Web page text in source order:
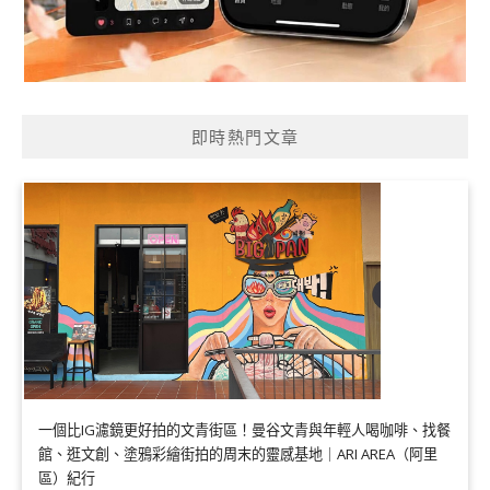
即時熱門文章
一個比IG濾鏡更好拍的文青街區！曼谷文青與年輕人喝咖啡、找餐
館、逛文創、塗鴉彩繪街拍的周末的靈感基地｜ARI AREA（阿里
區）紀行